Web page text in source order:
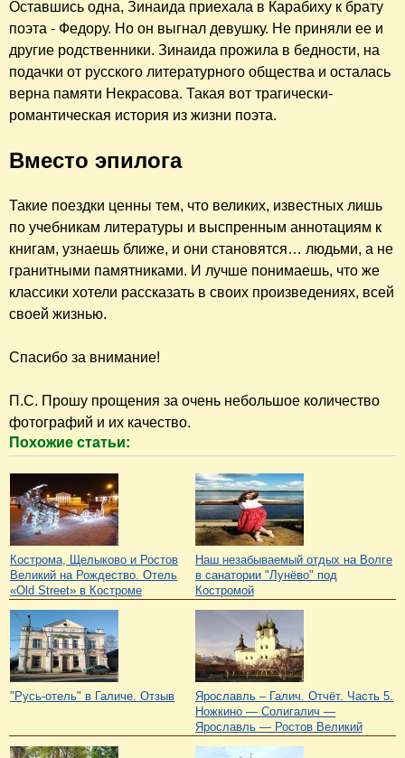
Оставшись одна, Зинаида приехала в Карабиху к брату
поэта - Федору. Но он выгнал девушку. Не приняли ее и
другие родственники. Зинаида прожила в бедности, на
подачки от русского литературного общества и осталась
верна памяти Некрасова. Такая вот трагически-
романтическая история из жизни поэта.
Вместо эпилога
Такие поездки ценны тем, что великих, известных лишь
по учебникам литературы и выспренным аннотациям к
книгам, узнаешь ближе, и они становятся… людьми, а не
гранитными памятниками. И лучше понимаешь, что же
классики хотели рассказать в своих произведениях, всей
своей жизнью.
Спасибо за внимание!
П.С. Прошу прощения за очень небольшое количество
фотографий и их качество.
Похожие статьи:
Кострома, Щелыково и Ростов
Великий на Рождество. Отель
«Old Street» в Костроме
Наш незабываемый отдых на Волге
в санатории "Лунёво" под
Костромой
"Русь-отель" в Галиче. Отзыв
Ярославль – Галич. Отчёт. Часть 5.
Ножкино — Солигалич —
Ярославль — Ростов Великий